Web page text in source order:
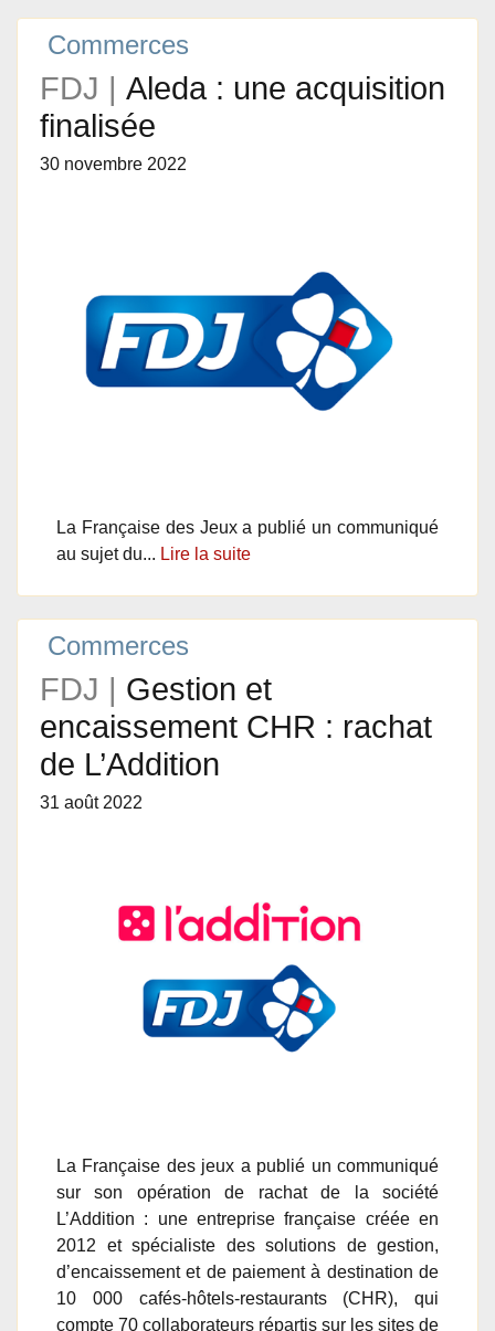
Commerces
FDJ | Aleda : une acquisition
finalisée
30 novembre 2022
La Française des Jeux a publié un communiqué
au sujet du... Lire la suite
Commerces
FDJ | Gestion et
encaissement CHR : rachat
de L’Addition
31 août 2022
La Française des jeux a publié un communiqué
sur son opération de rachat de la société
L’Addition : une entreprise française créée en
2012 et spécialiste des solutions de gestion,
d’encaissement et de paiement à destination de
10 000 cafés-hôtels-restaurants (CHR), qui
compte 70 collaborateurs répartis sur les sites de